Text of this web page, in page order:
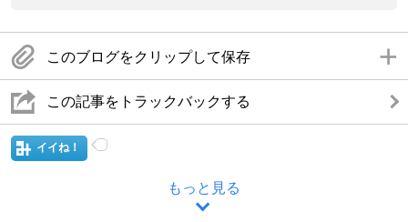
このブログをクリップして保存
この記事をトラックバックする
イイね！
もっと見る